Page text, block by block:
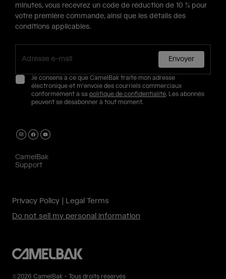
minutes, vous recevrez un code de réduction de 10 % pour
votre première commande, ainsi que les détails des
conditions applicables.
Envoyer
Je consens à ce que CamelBak traite mon adresse
électronique et m'envoie des courriels commerciaux
conformément à sa politique de confidentialité. Les abonnés
peuvent se désabonner à tout moment.
CamelBak
Support
Privacy Policy
Legal Terms
Do not sell my personal information
©2026 CamelBak - Tous droits réservés